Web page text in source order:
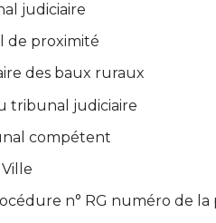
judiciaire
de proximité
des baux ruraux
tribunal judiciaire
compétent
Ville
n° RG numéro de la